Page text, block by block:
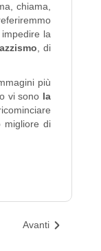
chiama,
la
, di
più
vi sono la
migliore di
Avanti